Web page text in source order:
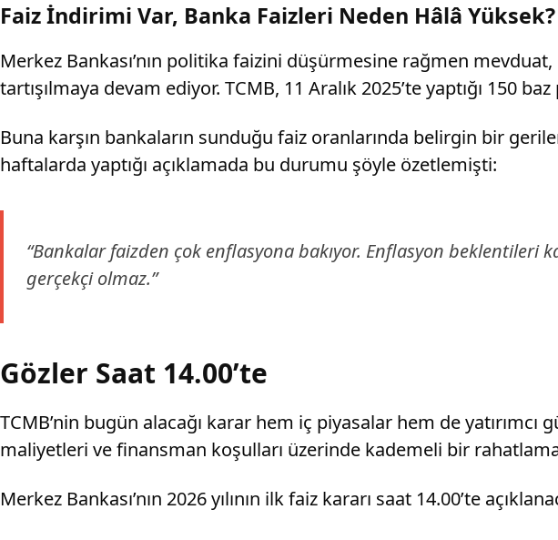
Faiz İndirimi Var, Banka Faizleri Neden Hâlâ Yüksek?
Merkez Bankası’nın politika faizini düşürmesine rağmen
tartışılmaya devam ediyor. TCMB, 11 Aralık 2025’te yaptığı 150
Buna karşın bankaların sunduğu faiz oranlarında belirgin bir
haftalarda yaptığı açıklamada bu durumu şöyle özetlemişti:
“Bankalar faizden çok enflasyona bakıyor. Enflasyon beklentileri
gerçekçi olmaz.”
Gözler Saat 14.00’te
TCMB’nin bugün alacağı karar hem iç piyasalar hem de
maliyetleri ve finansman koşulları üzerinde kademeli bir
Merkez Bankası’nın 2026 yılının ilk faiz kararı saat 14.00’te